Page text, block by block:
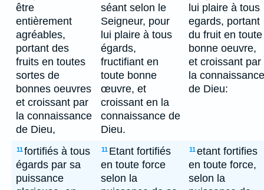
être
entièrement
agréables,
portant des
fruits en toutes
sortes de
bonnes oeuvres
et croissant par
la connaissance
de Dieu,
séant selon le
Seigneur, pour
lui plaire à tous
égards,
fructifiant en
toute bonne
œuvre, et
croissant en la
connaissance de
Dieu.
lui plaire à tous
egards, portant
du fruit en toute
bonne oeuvre,
et croissant par
la connaissance
de Dieu:
11fortifiés à tous
égards par sa
puissance
11 Etant fortifiés
en toute force
selon la
11etant fortifies
en toute force,
selon la